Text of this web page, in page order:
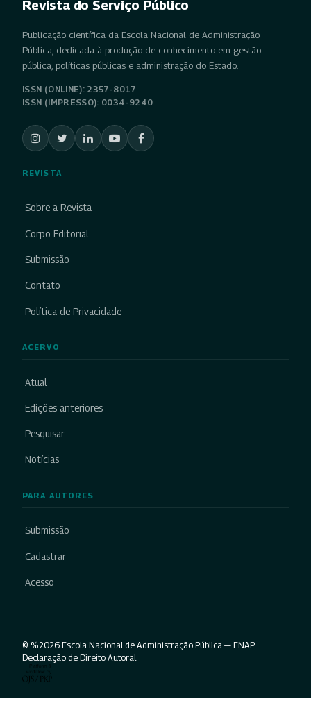
Revista do Serviço Público
Publicação científica da Escola Nacional de Administração
Pública, dedicada à produção de conhecimento em gestão
pública, políticas públicas e administração do Estado.
ISSN (ONLINE): 2357-8017
ISSN (IMPRESSO): 0034-9240
REVISTA
Sobre a Revista
Corpo Editorial
Submissão
Contato
Política de Privacidade
ACERVO
Atual
Edições anteriores
Pesquisar
Notícias
PARA AUTORES
Submissão
Cadastrar
Acesso
© %2026 Escola Nacional de Administração Pública — ENAP.
Declaração de Direito Autoral